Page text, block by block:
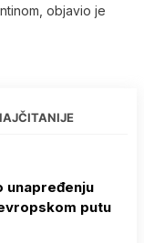
objavio je
unapređenju
putu